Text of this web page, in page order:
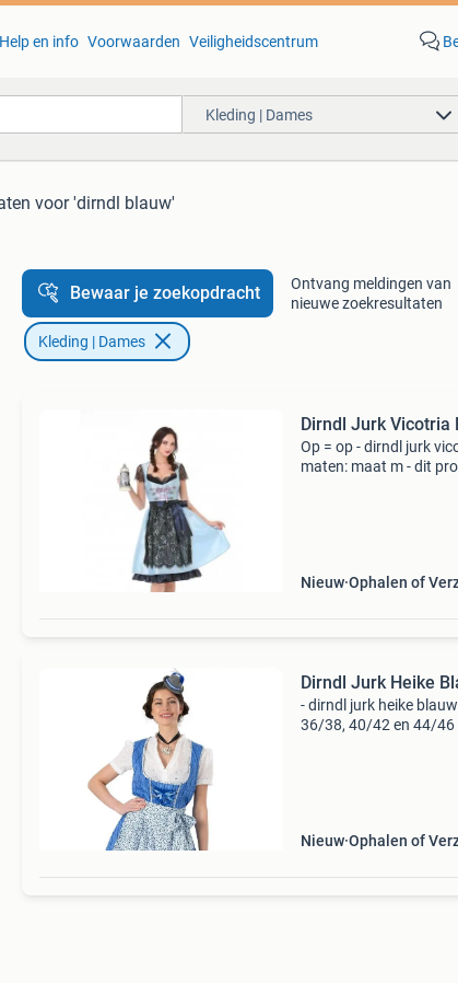
Help en info Voorwaarden Veiligheidscentrum
Kleding | Dames
voor 'dirndl blauw'
Bewaar je zoekopdracht
Ontvang meldingen van
nieuwe zoekresultaten
Kleding | Dames
Dirndl Jurk Vicotria
Op = op - dirndl jurk
maten: maat m - dit
Nieuw Ophalen of
Dirndl Jurk Heike
- dirndl jurk heike
36/38, 40/42 en 44/46
Nieuw Ophalen of